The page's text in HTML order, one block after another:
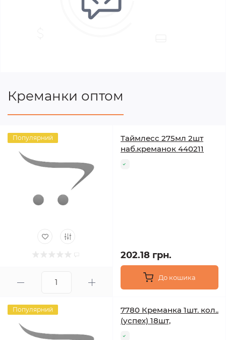
Креманки оптом
Популярний
Таймлесс 275мл 2шт
наб.креманок 440211
202.18 грн.
До кошика
Популярний
7780 Креманка 1шт. кол..
(успех) 18шт,